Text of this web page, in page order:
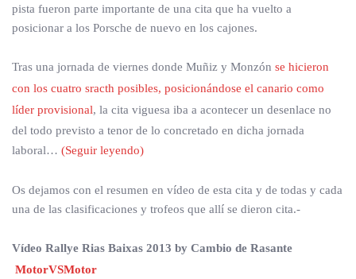
pista fueron parte importante de una cita que ha vuelto a
posicionar a los Porsche de nuevo en los cajones.
Tras una jornada de viernes donde Muñiz y Monzón se hicieron
con los cuatro sracth posibles, posicionándose el canario como
líder provisional, la cita viguesa iba a acontecer un desenlace no
del todo previsto a tenor de lo concretado en dicha jornada
laboral… (Seguir leyendo)
Os dejamos con el resumen en vídeo de esta cita y de todas y cada
una de las clasificaciones y trofeos que allí se dieron cita.-
Vídeo Rallye Rias Baixas 2013 by Cambio de Rasante
MotorVSMotor